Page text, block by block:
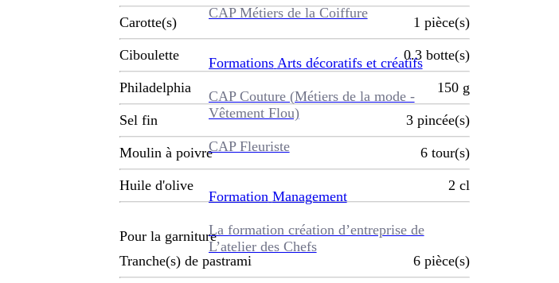
CAP Métiers de la Coiffure
Formations Arts décoratifs et créatifs
CAP Couture (Métiers de la mode -
Vêtement Flou)
CAP Fleuriste
Formation Management
La formation création d’entreprise de
L’atelier des Chefs
Carotte(s) 1 pièce(s)
Ciboulette 0.3 botte(s)
Philadelphia 150 g
Sel fin 3 pincée(s)
Moulin à poivre 6 tour(s)
Huile d'olive 2 cl
Pour la garniture
Tranche(s) de pastrami
6 pièce(s)